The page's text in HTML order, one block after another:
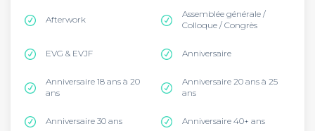
Afterwork
Assemblée générale /
Colloque / Congrès
EVG & EVJF Anniversaire
Anniversaire 18 ans à 20
ans
Anniversaire 20 ans à 25
ans
Anniversaire 30 ans Anniversaire 40+ ans